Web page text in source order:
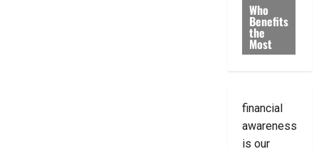
Who
Benefits
the
Most
financial
awareness
is our